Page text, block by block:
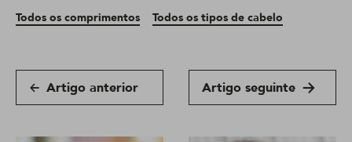
Todos os comprimentos
Todos os tipos de cabelo
Artigo anterior Artigo seguinte